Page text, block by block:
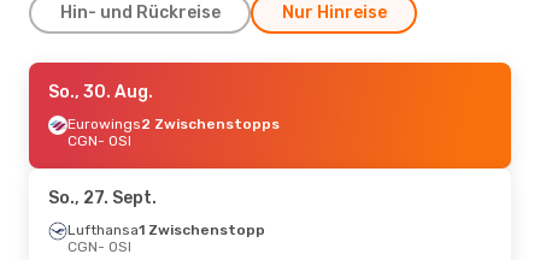
Hin- und Rückreise Nur Hinreise
Sa., 29. Aug.- So., 30. Aug.
Lufthansa2 Zwischenstopps
CGN- OSI
2 Zwischenstopps
OSI- CGN
Fr., 9. Okt.
So., 30. Aug.
Eurowings2 Zwischenstopps
CGN- OSI
So., 27. Sept.
Lufthansa1 Zwischenstopp
CGN- OSI